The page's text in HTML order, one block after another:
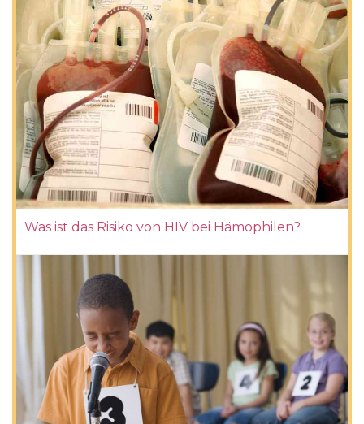
Was ist das Risiko von HIV bei Hämophilen?